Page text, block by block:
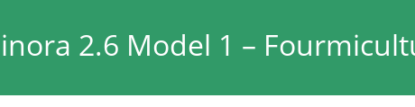
2.6 Model 1 –